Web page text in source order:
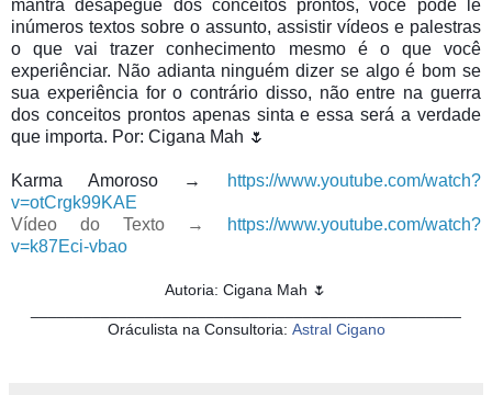
mantra desapegue dos conceitos prontos, você pode lê
inúmeros textos sobre o assunto, assistir vídeos e palestras
o que vai trazer conhecimento mesmo é o que você
experiênciar. Não adianta ninguém dizer se algo é bom se
sua experiência for o contrário disso, não entre na guerra
dos conceitos prontos apenas sinta e essa será a verdade
que importa. Por: Cigana Mah 🌷
Karma Amoroso →
https://www.youtube.com/watch?
v=otCrgk99KAE
Vídeo do Texto →
https://www.youtube.com/watch?
v=k87Eci-vbao
Autoria: Cigana Mah 🌷
Oráculista na Consultoria: Astral Cigano